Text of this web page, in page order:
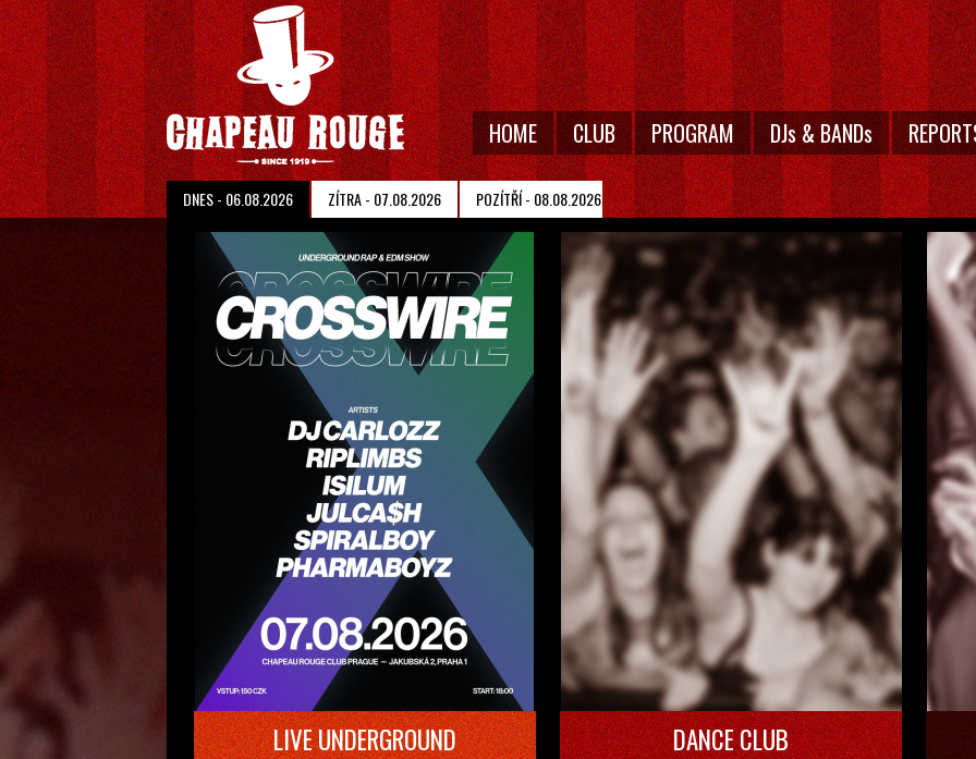
HOME CLUB PROGRAM DJs & BANDs
DNES- 06.08.2026 ZÍTRA- 07.08.2026 POZÍTŘÍ- 08.08.2026
LIVE UNDERGROUND DANCE CLUB